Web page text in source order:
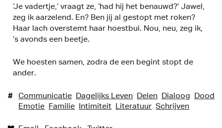
‘Je vadertje,’ vraagt ze, ‘had hij het benauwd?’ Jawel,
zeg ik aarzelend. En? Ben jij al gestopt met roken?
Haar lach overstemt haar hoestbui. Nou, neu, zeg ik,
’s avonds een beetje.
We hoesten samen, zodra de een begint stopt de
ander.
# Communicatie Dagelijks Leven Delen Dialoog Dood
Emotie Familie Intimiteit Literatuur Schrijven